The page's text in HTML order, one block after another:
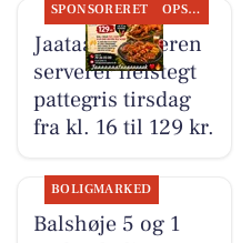
SPONSORERET OPSLAGSTAVLEN
Jaataak Slagteren
serverer helstegt
pattegris tirsdag
fra kl. 16 til 129 kr.
BOLIGMARKED
Balshøje 5 og 1